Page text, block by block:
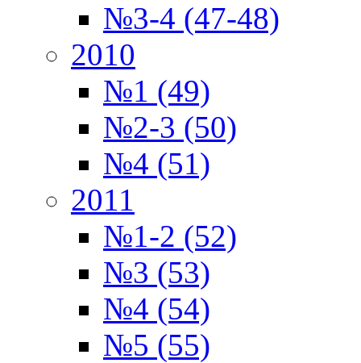
№3-4 (47-48)
2010
№1 (49)
№2-3 (50)
№4 (51)
2011
№1-2 (52)
№3 (53)
№4 (54)
№5 (55)